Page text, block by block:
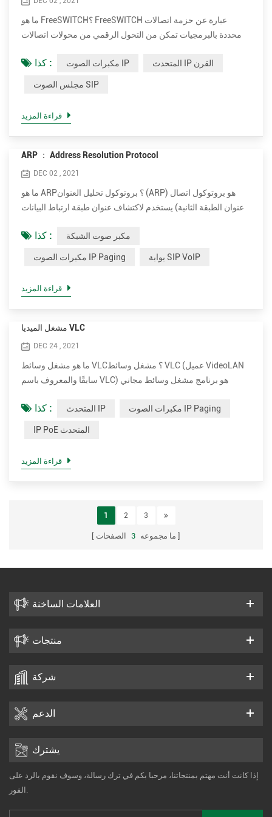
ما هو FreeSWITCH؟ FreeSWITCH عبارة عن حزمة اتصالات
محددة بالبرمجيات تمكن من التحول الرقمي من محولات اتصالات
جهاز سلعي. من Raspberry PI إلى خادم متعدد النواة ، يمكن لـ
FreeSWITCH إطلاق إمكانات الاتصالات لأي جهاز. إلى جانب النظام
الأساسي السحابي المستضاف ، SignalWire ، يمكن لـ
لـ Fre...
كذا : مكبرات الصوت IP المتحدث IP القرن
مجلس الصوت SIP
قراءة المزيد
ARP ： Address Resolution Protocol
DEC 02 , 2021
ما هو ARP؟ بروتوكول تحليل العنوان (ARP) هو بروتوكول اتصال
يستخدم لاكتشاف عنوان طبقة ارتباط البيانات (عنوان الطبقة الثانية
طبقة الإنترنت (عنوان الطبقة الثالثة مثل عنوان IPv4). تم تعريف
للطلب أو الرد على الطلب حيث يرسل أحد الأجهزة طلبًا إلى جهاز
كذا : مكبر صوت الشبكة
مكبرات الصوت IP Paging بوابة SIP VoIP
قراءة المزيد
مشغل الميديا ​​VLC
DEC 24 , 2021
ما هو مشغل وسائط VLC؟ مشغل وسائط VLC (عميل VideoLAN
سابقًا والمعروف باسم VLC) هو برنامج مشغل وسائط مجاني
متدفقة تم تطويره بواسطة مشروع VideoLAN. VLC متاح لأنظمة
تشغيل سطح المكتب والأنظمة الأساسية للجوّال ، مثل Android و
أشهر ...
كذا : المتحدث IP مكبرات الصوت IP Paging
IP PoE المتحدث
قراءة المزيد
1 2 3
ما مجموعه 3 الصفحات
العلامات الساخنة
منتجات
شركة
الدعم
يشترك
إذا كانت أنت مهتم بمنتجاتنا، مرحبا بكم في ترك رسالة، وسوف نقوم بالرد على
الفور.